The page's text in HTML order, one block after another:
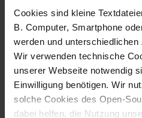
Cookies sind kleine
B. Computer, Smartphone
werden und
Wir verwenden technische
unserer Webseite notwendig
Einwilligung benötigen. Wir
solche Cookies des Open-
dabei helfen, die Nutzung
Fotografo: Lorenz
Sternbach
Download